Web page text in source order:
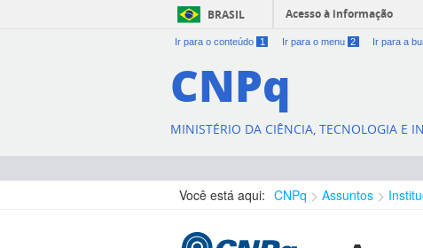
BRASIL Acesso à informação
Ir para o conteúdo 1 Ir para o menu 2 Ir para a
CNPq
MINISTÉRIO DA CIÊNCIA, TECNOLOGIA E
Você está aqui: CNPq Assuntos